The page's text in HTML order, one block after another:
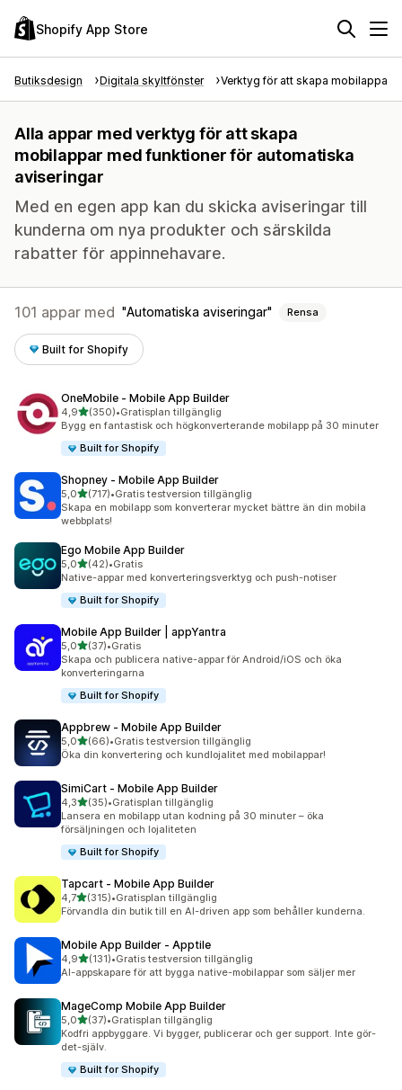
Shopify App Store
Butiksdesign Digitala skyltfönster Verktyg för att skapa mobilappar
Alla appar med verktyg för att skapa
mobilappar med funktioner för automatiska
aviseringar
Med en egen app kan du skicka aviseringar till
kunderna om nya produkter och särskilda
rabatter för appinnehavare.
101 appar med Automatiska aviseringar Rensa
Built for Shopify
OneMobile ‑ Mobile App Builder
4,9av 5 stjärnor
(350)
350 recensioner totalt
•Gratisplan tillgänglig
Bygg en fantastisk och högkonverterande mobilapp på 30 minuter
Built for Shopify
Shopney ‑ Mobile App Builder
5,0av 5 stjärnor
(717)
717 recensioner totalt
•Gratis testversion tillgänglig
Skapa en mobilapp som konverterar mycket bättre än din mobila
webbplats!
Ego Mobile App Builder
5,0av 5 stjärnor
(42)
42 recensioner totalt
•Gratis
Native-appar med konverteringsverktyg och push-notiser
Built for Shopify
Mobile App Builder | appYantra
5,0av 5 stjärnor
(37)
37 recensioner totalt
•Gratis
Skapa och publicera native-appar för Android/iOS och öka
konverteringarna
Built for Shopify
Appbrew ‑ Mobile App Builder
5,0av 5 stjärnor
(66)
66 recensioner totalt
•Gratis testversion tillgänglig
Öka din konvertering och kundlojalitet med mobilappar!
SimiCart ‑ Mobile App Builder
4,3av 5 stjärnor
(35)
35 recensioner totalt
•Gratisplan tillgänglig
Lansera en mobilapp utan kodning på 30 minuter – öka
försäljningen och lojaliteten
Built for Shopify
Tapcart ‑ Mobile App Builder
4,7av 5 stjärnor
(315)
315 recensioner totalt
•Gratisplan tillgänglig
Förvandla din butik till en AI-driven app som behåller kunderna.
Mobile App Builder ‑ Apptile
4,9av 5 stjärnor
(131)
131 recensioner totalt
•Gratis testversion tillgänglig
AI-appskapare för att bygga native-mobilappar som säljer mer
MageComp Mobile App Builder
5,0av 5 stjärnor
(37)
37 recensioner totalt
•Gratisplan tillgänglig
Kodfri appbyggare. Vi bygger, publicerar och ger support. Inte gör-
det-själv.
Built for Shopify